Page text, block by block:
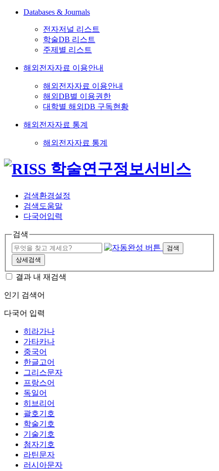
Databases & Journals
전자저널 리스트
학술DB 리스트
주제별 리스트
해외전자자료 이용안내
해외전자자료 이용안내
해외DB별 이용권한
대학별 해외DB 구독현황
해외전자자료 통계
해외전자자료 통계
검색환경설정
검색도움말
다국어입력
검색
검색
상세검색
결과 내 재검색
인기 검색어
다국어 입력
히라가나
가타카나
중국어
한글고어
그리스문자
프랑스어
독일어
히브리어
괄호기호
학술기호
기술기호
첨자기호
라틴문자
러시아문자